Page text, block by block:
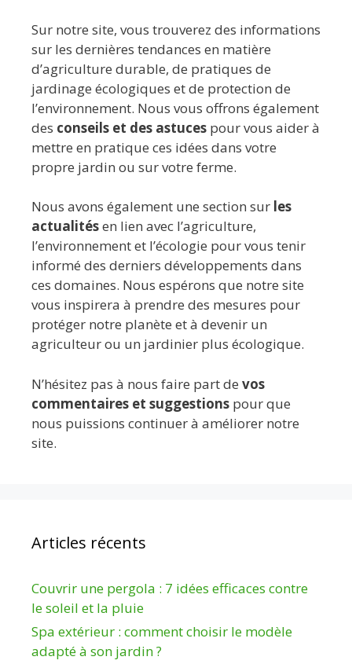
Sur notre site, vous trouverez des informations
sur les dernières tendances en matière
d’agriculture durable, de pratiques de
jardinage écologiques et de protection de
l’environnement. Nous vous offrons également
des conseils et des astuces pour vous aider à
mettre en pratique ces idées dans votre
propre jardin ou sur votre ferme.
Nous avons également une section sur les
actualitésen lien avec l’agriculture,
l’environnement et l’écologie pour vous tenir
informé des derniers développements dans
ces domaines. Nous espérons que notre site
vous inspirera à prendre des mesures pour
protéger notre planète et à devenir un
agriculteur ou un jardinier plus écologique.
N’hésitez pas à nous faire part de vos
commentaires et suggestions pour que
nous puissions continuer à améliorer notre
site.
Articles récents
Couvrir une pergola : 7 idées efficaces contre
le soleil et la pluie
Spa extérieur : comment choisir le modèle
adapté à son jardin ?